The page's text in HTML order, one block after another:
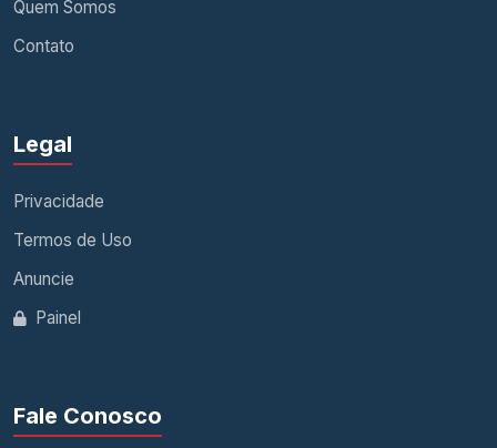
Quem Somos
Contato
Legal
Privacidade
Termos de Uso
Anuncie
Painel
Fale Conosco